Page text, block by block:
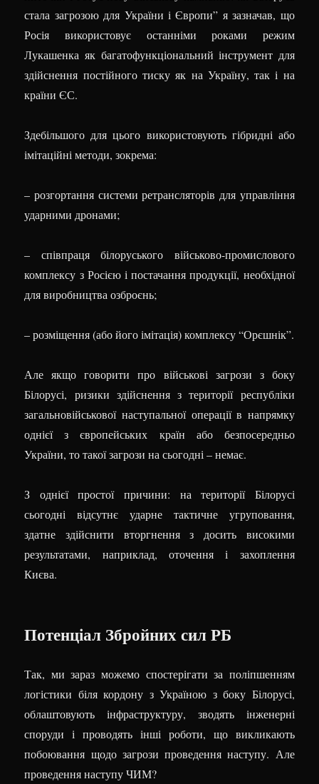
стала загрозою для України і Європи” я зазначав, що
Росія використовує останніми роками режим
Лукашенка як багатофункціональний інструмент для
здійснення постійного тиску як на Україну, так і на
країни ЄС.
Здебільшого для цього використовують гібридні або
імітаційні методи, зокрема:
– розгортання системи ретрансляторів для управління
ударними дронами;
– співпраця білоруського військово-промислового
комплексу з Росією і постачання продукції, необхідної
для виробництва озброєнь;
– розміщення (або його імітація) комплексу “Орєшнік”.
Але якщо говорити про військові загрози з боку
Білорусі, ризики здійснення з території республіки
загальновійськової наступальної операції в напрямку
однієї з європейських країн або безпосередньо
України, то такої загрози на сьогодні – немає.
З однієї простої причини: на території Білорусі
сьогодні відсутнє ударне тактичне угруповання,
здатне здійснити вторгнення з досить високими
результатами, наприклад, оточення і захоплення
Києва.
Потенціал Збройних сил РБ
Так, ми зараз можемо спостерігати за поліпшенням
логістики біля кордону з Україною з боку Білорусі,
облаштовують інфраструктуру, зводять інженерні
споруди і проводять інші роботи, що викликають
побоювання щодо загрози проведення наступу. Але
проведення наступу ЧИМ?